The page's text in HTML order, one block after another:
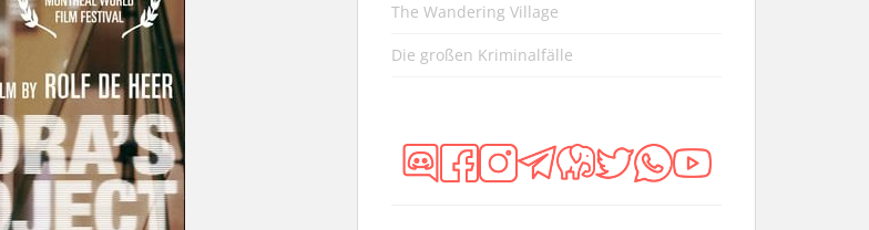
The Wandering Village
Die großen Kriminalfälle